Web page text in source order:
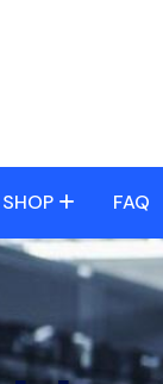
SHOP FAQ